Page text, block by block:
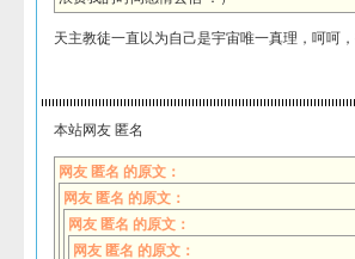
天主教徒一直以为自己是宇宙唯一真理，呵呵，
本站网友 匿名
网友 匿名 的原文：
网友 匿名 的原文：
网友 匿名 的原文：
网友 匿名 的原文：